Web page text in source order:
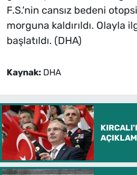
F.S.'nin cansız bedeni
morguna kaldırıldı. Olayla
başlatıldı. (DHA)
Kaynak: DHA